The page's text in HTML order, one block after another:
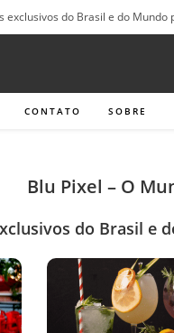
exclusivos do Brasil e do
CONTATO SOBRE
Blu Pixel – O
do Brasil e